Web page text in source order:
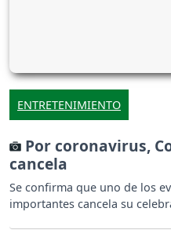
ENTRETENIMIENTO
Por coronavirus,
cancela
Se confirma que uno de los
importantes cancela su